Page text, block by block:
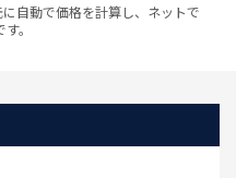
自動で価格を計算し、ネットで
。